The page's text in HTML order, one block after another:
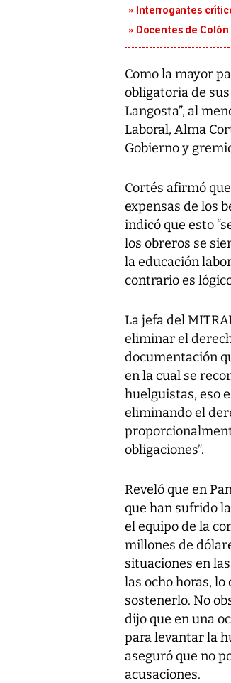
Interrogantes
Docentes de
Como la mayor
obligatoria de
Langosta”, al
Laboral, Alma
Gobierno y
Cortés afirmó
expensas de los
indicó que esto
los obreros se
la educación
contrario es
La jefa del
eliminar el
documentación
en la cual se
huelguistas, eso
eliminando el
obligaciones”.
Reveló que en
que han sufrido
el equipo de la
millones de
situaciones en
las ocho horas,
sostenerlo. No
dijo que en una
para levantar la
aseguró que no
acusaciones.